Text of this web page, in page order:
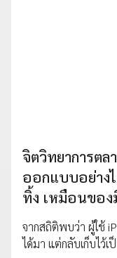
จิตวิทยาการตล
ออกแบบอย่าง
ทิ้ง เหมือนของ
จากสถิติพบว่า ผู้ใช้
ได้มา แต่กลับเก็บไว้เ